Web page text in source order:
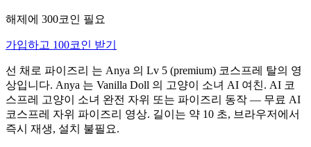
해제에 300코인 필요
가입하고 100코인 받기
선 채로 파이즈리 는 Anya 의 Lv 5 (premium) 코스프레 탈의 영
상입니다. Anya 는 Vanilla Doll 의 고양이 소녀 AI 여친. AI 코
스프레 고양이 소녀 완전 자위 또는 파이즈리 동작 — 무료 AI
코스프레 자위 파이즈리 영상. 길이는 약 10 초, 브라우저에서
즉시 재생, 설치 불필요.